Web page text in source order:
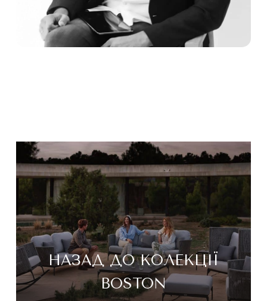
НАЗАД ДО КОЛЕКЦІЇ
BOSTON